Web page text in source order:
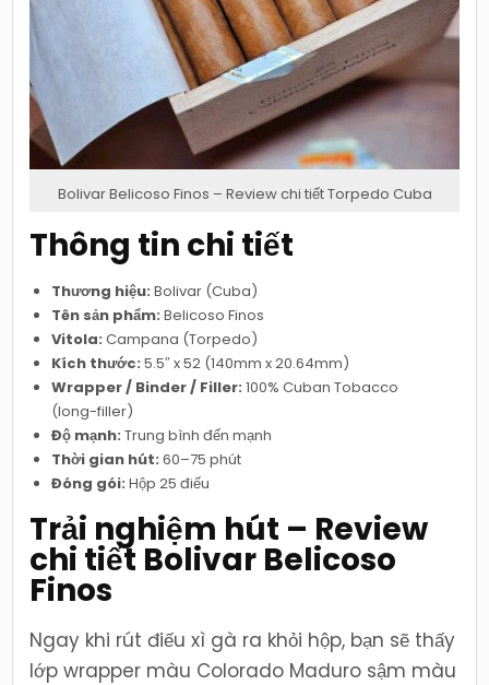
Bolivar Belicoso Finos – Review chi tiết Torpedo Cuba
Thông tin chi tiết
Thương hiệu: Bolivar (Cuba)
Tên sản phẩm: Belicoso Finos
Vitola: Campana (Torpedo)
Kích thước: 5.5″ x 52 (140mm x 20.64mm)
Wrapper / Binder / Filler: 100% Cuban Tobacco
(long-filler)
Độ mạnh: Trung bình đến mạnh
Thời gian hút: 60–75 phút
Đóng gói: Hộp 25 điếu
Trải nghiệm hút – Review
chi tiết Bolivar Belicoso
Finos
Ngay khi rút điếu xì gà ra khỏi hộp, bạn sẽ thấy
lớp wrapper màu Colorado Maduro sậm màu